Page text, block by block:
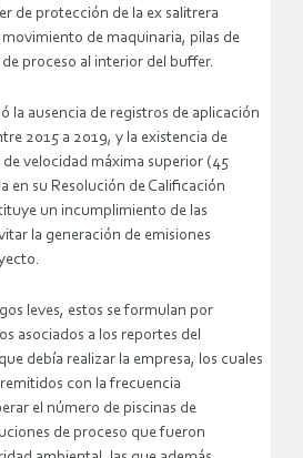
de protección de la ex salitrera
de maquinaria, pilas de
proceso al interior del buffer.
la ausencia de registros de aplicación
2015 a 2019, y la existencia de
velocidad máxima superior (45
en su Resolución de Calificación
un incumplimiento de las
la generación de emisiones
leves, estos se formulan por
asociados a los reportes del
debía realizar la empresa, los cuales
con la frecuencia
el número de piscinas de
de proceso que fueron